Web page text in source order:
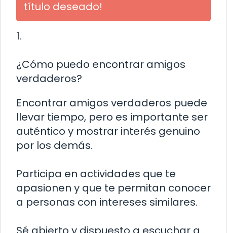
título deseado!
1.
¿Cómo puedo encontrar amigos
verdaderos?
Encontrar amigos verdaderos puede
llevar tiempo, pero es importante ser
auténtico y mostrar interés genuino
por los demás.
Participa en actividades que te
apasionen y que te permitan conocer
a personas con intereses similares.